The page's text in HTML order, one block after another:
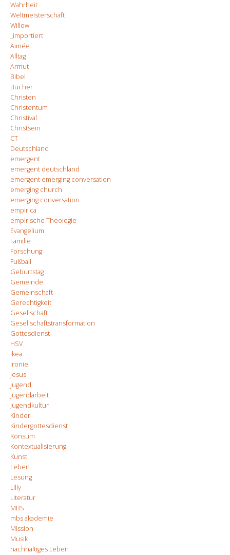
Wahrheit
Weltmeisterschaft
Willow
_importiert
Aimée
Alltag
Armut
Bibel
Bücher
Christen
Christentum
Christival
Christsein
CT
Deutschland
emergent
emergent deutschland
emergent emerging conversation
emerging church
emerging conversation
empirica
empirische Theologie
Evangelium
Familie
Forschung
Fußball
Geburtstag
Gemeinde
Gemeinschaft
Gerechtigkeit
Gesellschaft
Gesellschaftstransformation
Gottesdienst
HSV
Ikea
Ironie
Jesus
Jugend
Jugendarbeit
Jugendkultur
Kinder
Kindergottesdienst
Konsum
Kontextualisierung
Kunst
Leben
Lesung
Lilly
Literatur
MBS
mbs akademie
Mission
Musik
nachhaltiges Leben